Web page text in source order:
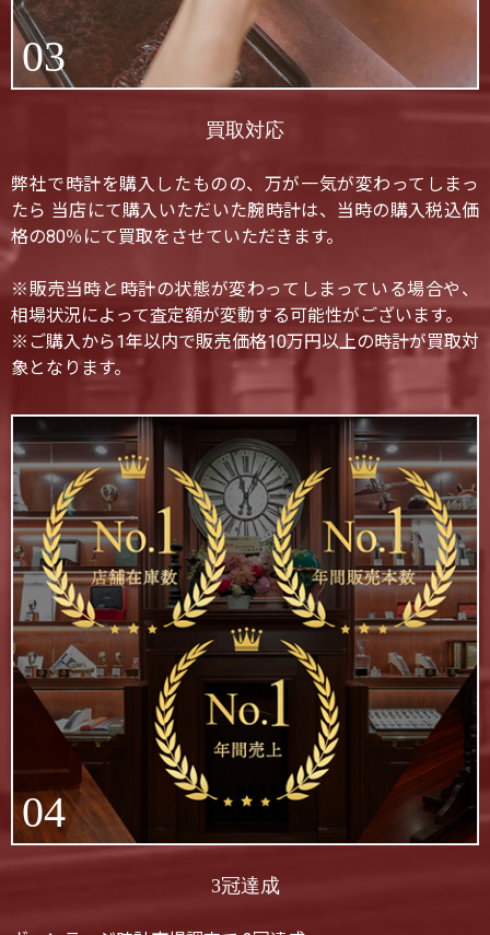
03
買取対応
弊社で時計を購入したものの、万が一気が変わってしまっ
たら 当店にて購入いただいた腕時計は、当時の購入税込価
格の80％にて買取をさせていただきます。
※販売当時と時計の状態が変わってしまっている場合や、
相場状況によって査定額が変動する可能性がございます。
※ご購入から1年以内で販売価格10万円以上の時計が買取対
象となります。
04
3冠達成